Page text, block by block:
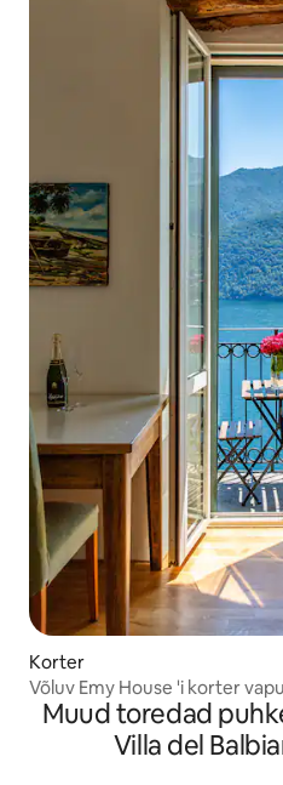
Korter
Võluv Emy House 'i korter
/rõdu/kliimaseade
Muud toredad
Villa del